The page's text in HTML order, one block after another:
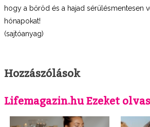
hogy a bőröd és a hajad sérülésmentesen
hónapokat!
(sajtóanyag)
Hozzászólások
Lifemagazin.hu Ezeket